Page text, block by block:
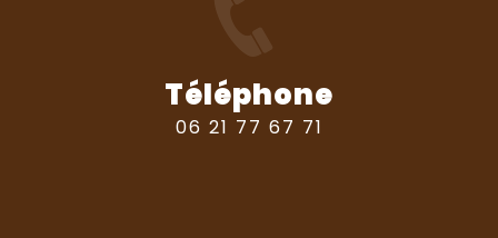
Téléphone
06 21 77 67 71